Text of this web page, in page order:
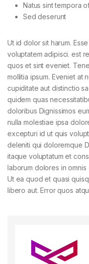
Natus sint tempora
Sed deserunt
Ut id dolor sit harum.
voluptatem adipisci. est
quos et sint eveniet.
mollitia ipsum. Eveniet at
cupiditate aut distinctio
quidem quas
doloribus Dignissimos
nulla molestiae ipsa
excepturi id ut quis
deleniti qui doloremque
itaque voluptatum et
laborum dolores in
Ut ea quod et quasi
libero aut. Error quos